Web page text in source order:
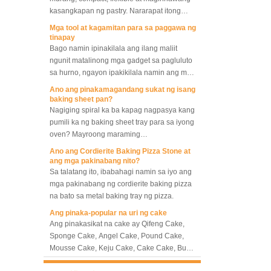
Panaderya Convection Oven
10 Tray Rotating Rack Oven
8 Tray Commercial
Convection Oven Electric
Bread Baking Oven
pag-aari ng bawat panadero at maybahay.
Mga tool at kagamitan para sa paggawa ng
tinapay
Bago namin ipinakilala ang ilang maliit
ngunit matalinong mga gadget sa pagluluto
sa hurno, ngayon ipakikilala namin ang mga
tool at kagamitan na kinakailangan para sa
paggawa ng tinapay.
Ano ang pinakamagandang sukat ng isang
baking sheet pan?
Nagiging spiral ka ba kapag nagpasya kang
pumili ka ng baking sheet tray para sa iyong
oven? Mayroong maraming
pinakakaraniwang sukat at kasama ng iba
pang maraming iba't ibang laki, anong sukat
ng baking sheet pan ang dapat piliin? Ano
ang dapat nating tandaan sa iba't ibang laki
ng mga baking tray, upang mapili natin ang
pinakamahusay at ang pinakaangkop, o
piliin na magkaroon ng isang set ng sheet
tray na may iba't ibang laki, na umaabot sa
pinakamahusay na pagganap ng pagluluto
sa hurno at pinakamataas na kahusayan sa
pagluluto, makatipid ng gastos para
Ano ang Cordierite Baking Pizza Stone at
ang mga pakinabang nito?
Sa talatang ito, ibabahagi namin sa iyo ang
mga pakinabang ng cordierite baking pizza
na bato sa metal baking tray ng pizza.
Ang pinaka-popular na uri ng cake
Ang pinakasikat na cake ay Qifeng Cake,
Sponge Cake, Angel Cake, Pound Cake,
Mousse Cake, Keju Cake, Cake Cake, Bundt
Cake.
Iba't ibang Lasa ng Masasarap na Tinapay
Tinapay ay palaging isang dapat-may